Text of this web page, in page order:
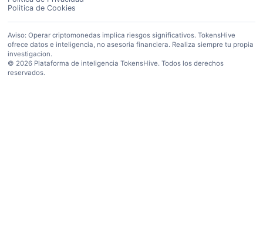
Politica de Cookies
Aviso: Operar criptomonedas implica riesgos significativos. TokensHive
ofrece datos e inteligencia, no asesoria financiera. Realiza siempre tu propia
investigacion.
© 2026 Plataforma de inteligencia TokensHive. Todos los derechos
reservados.